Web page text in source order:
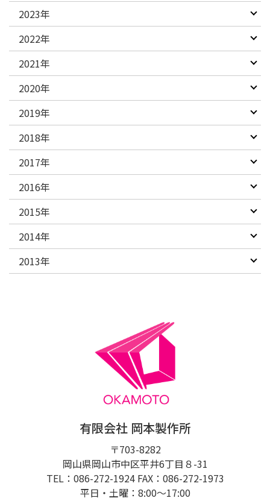
2023年
2022年
2021年
2020年
2019年
2018年
2017年
2016年
2015年
2014年
2013年
有限会社 岡本製作所
〒703-8282
岡山県岡山市中区平井6丁目８-31
TEL：086-272-1924 FAX：086-272-1973
平日・土曜：8:00〜17:00